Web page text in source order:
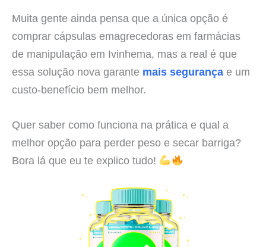
Muita gente ainda pensa que a única opção é
comprar cápsulas emagrecedoras em farmácias
de manipulação em Ivinhema, mas a real é que
essa solução nova garante mais segurança e um
custo-benefício bem melhor.
Quer saber como funciona na prática e qual a
melhor opção para perder peso e secar barriga?
Bora lá que eu te explico tudo!